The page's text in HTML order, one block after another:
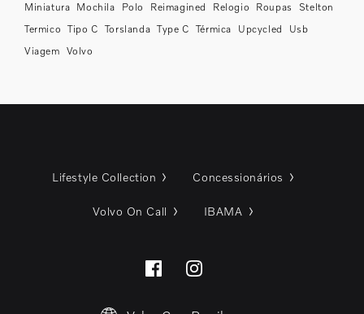
Miniatura Mochila Polo Reimagined Relogio Roupas
Stelton
Termico
Tipo C Torslanda Type C Térmica Upcycled
Usb
Viagem Volvo
Lifestyle Collection Concessionários
Volvo On Call IBAMA